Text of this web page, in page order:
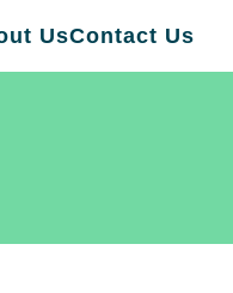
UsContact Us